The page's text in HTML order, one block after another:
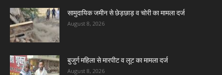
सामुदायिक जमीन से छेड़छाड़ व चोरी का मामला दर्ज
August 8, 2026
बुजुर्ग महिला से मारपीट व लूट का मामला दर्ज
August 8, 2026